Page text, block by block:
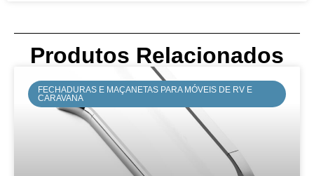
Produtos Relacionados
FECHADURAS E MAÇANETAS PARA MÓVEIS DE RV E
CARAVANA